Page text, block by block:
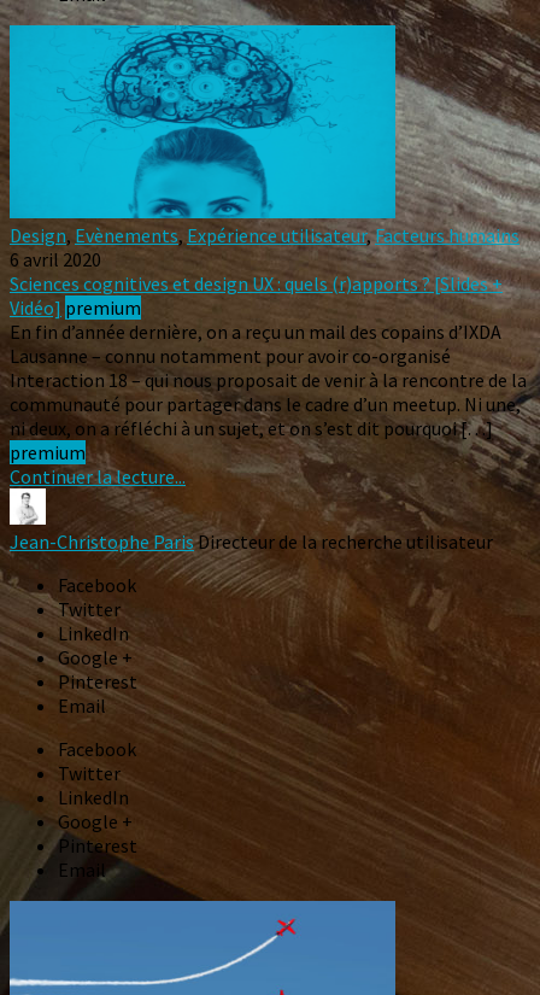
Design, Evènements, Expérience utilisateur,Facteurs humains
6 avril 2020
Sciences cognitives et design UX : quels (r)apports ? [Slides +
Vidéo] premium
En fin d’année dernière, on a reçu un mail des copains d’IXDA
Lausanne – connu notamment pour avoir co-organisé
Interaction 18 – qui nous proposait de venir à la rencontre de la
communauté pour partager dans le cadre d’un meetup. Ni une,
ni deux, on a réfléchi à un sujet, et on s’est dit pourquoi […]
premium
Continuer la lecture...
Jean-Christophe ParisDirecteur de la recherche utilisateur
Facebook
Twitter
LinkedIn
Google +
Pinterest
Email
Facebook
Twitter
LinkedIn
Google +
Pinterest
Email